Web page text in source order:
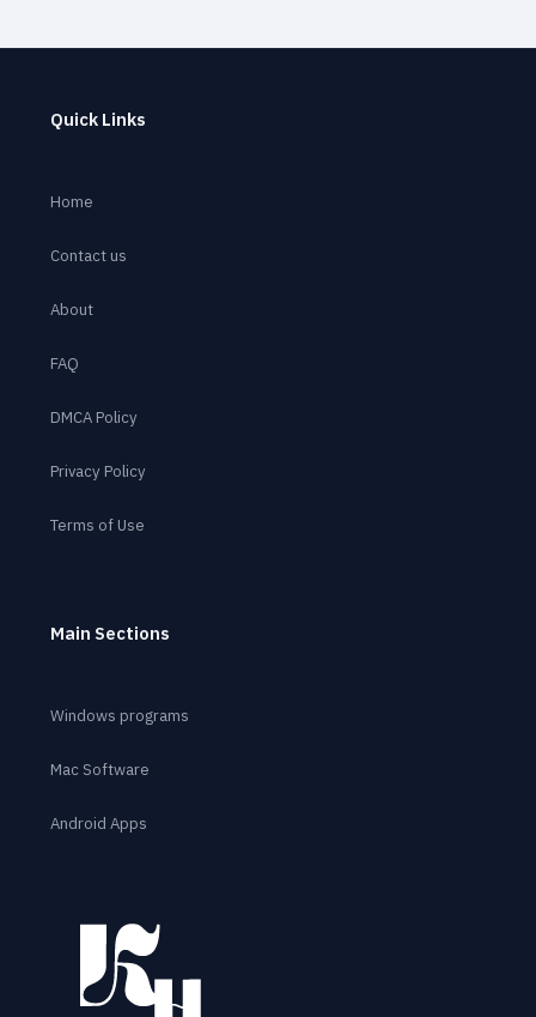
Quick Links
Home
Contact us
About
FAQ
DMCA Policy
Privacy Policy
Terms of Use
Main Sections
Windows programs
Mac Software
Android Apps